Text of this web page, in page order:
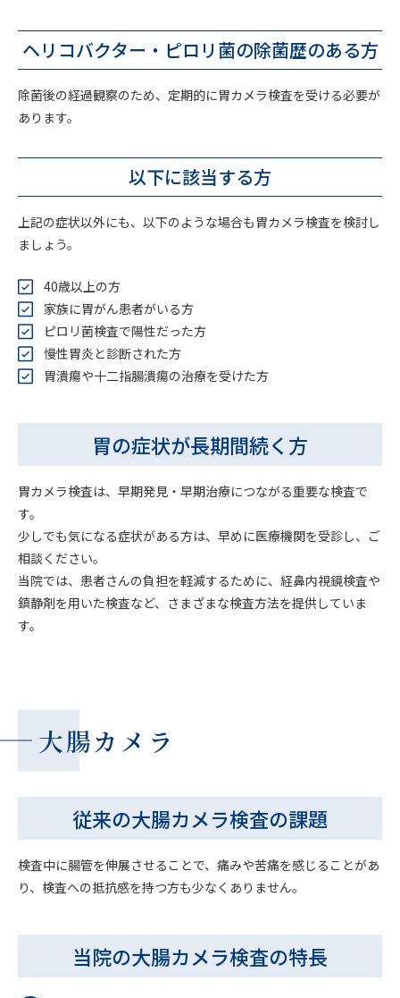
ヘリコバクター・ピロリ菌の除菌歴のある方
除菌後の経過観察のため、定期的に胃カメラ検査を受ける必要が
あります。
以下に該当する方
上記の症状以外にも、以下のような場合も胃カメラ検査を検討し
ましょう。
40歳以上の方
家族に胃がん患者がいる方
ピロリ菌検査で陽性だった方
慢性胃炎と診断された方
胃潰瘍や十二指腸潰瘍の治療を受けた方
胃の症状が長期間続く方
胃カメラ検査は、早期発見・早期治療につながる重要な検査で
す。
少しでも気になる症状がある方は、早めに医療機関を受診し、ご
相談ください。
当院では、患者さんの負担を軽減するために、経鼻内視鏡検査や
鎮静剤を用いた検査など、さまざまな検査方法を提供していま
す。
大腸カメラ
従来の大腸カメラ検査の課題
検査中に腸管を伸展させることで、痛みや苦痛を感じることがあ
り、検査への抵抗感を持つ方も少なくありません。
当院の大腸カメラ検査の特長